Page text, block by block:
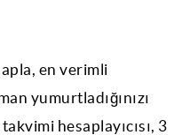
, en verimli
yumurtladığınızı
hesaplayıcısı, 3